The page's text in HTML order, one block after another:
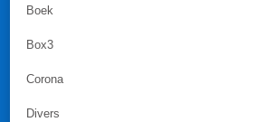
Boek
Box3
Corona
Divers